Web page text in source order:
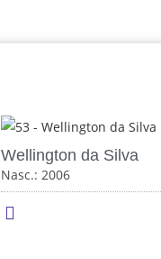
Wellington da Silva
Nasc.: 2006